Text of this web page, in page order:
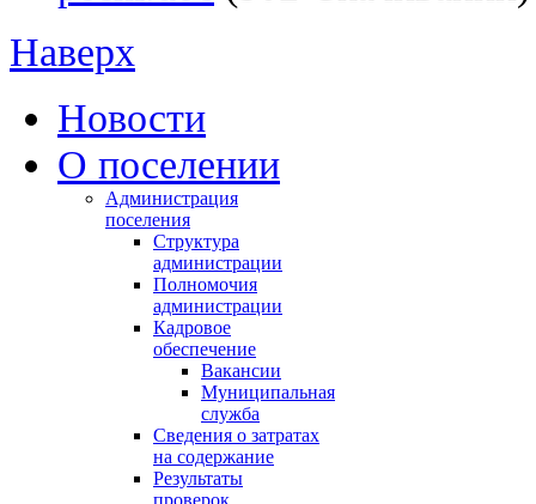
Наверх
Новости
О поселении
Администрация
поселения
Структура
администрации
Полномочия
администрации
Кадровое
обеспечение
Вакансии
Муниципальная
служба
Сведения о затратах
на содержание
Результаты
проверок